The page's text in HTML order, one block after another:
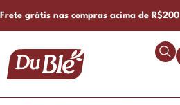
Frete grátis nas compras acima de R$200